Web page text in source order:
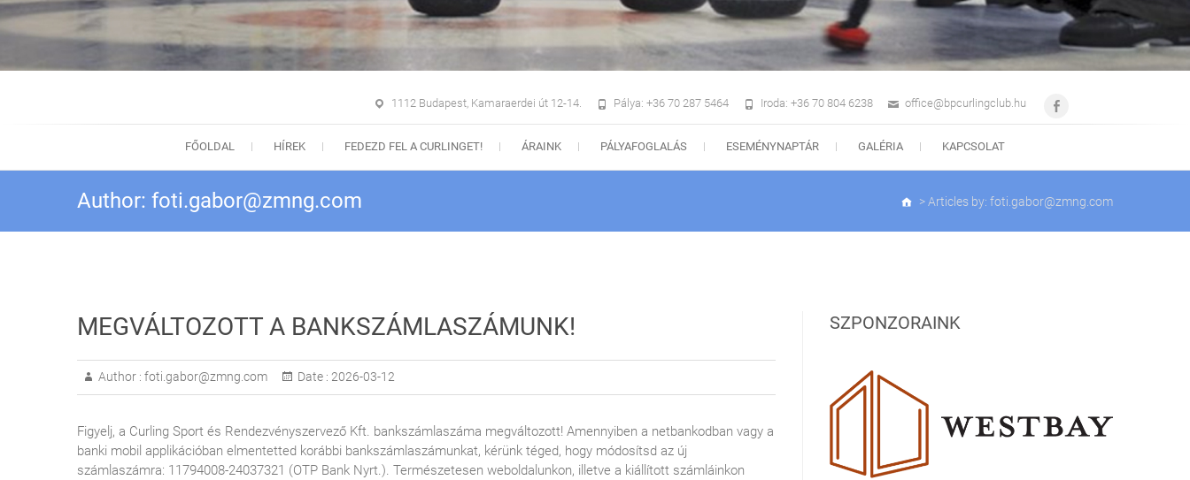
1112 Budapest, Kamaraerdei út 12-14. Pálya: +36 70 287 5464 Iroda: +36 70 804 6238 office@bpcurlingclub.hu
FŐOLDAL HÍREK FEDEZD FEL A CURLINGET! ÁRAINK PÁLYAFOGLALÁS ESEMÉNYNAPTÁR GALÉRIA KAPCSOLAT
Author: foti.gabor@zmng.com >Articles by: foti.gabor@zmng.com
MEGVÁLTOZOTT A BANKSZÁMLASZÁMUNK!
Author : foti.gabor@zmng.com Date : 2026-03-12
Figyelj, a Curling Sport és Rendezvényszervező Kft. bankszámlaszáma megváltozott! Amennyiben a netbankodban vagy a
banki mobil applikációban elmentetted korábbi bankszámlaszámunkat, kérünk téged, hogy módosítsd az új
számlaszámra: 11794008-24037321 (OTP Bank Nyrt.). Természetesen weboldalunkon, illetve a kiállított számláinkon
SZPONZORAINK